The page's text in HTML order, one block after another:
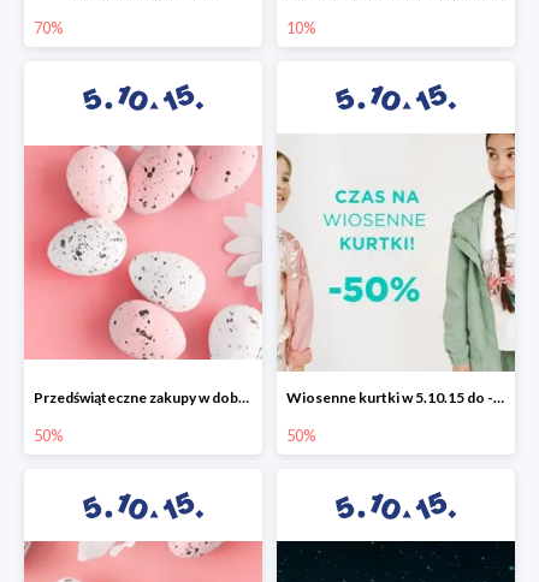
70% 10%
Przedświąteczne zakupy w dobrym stylu -50%
50%
Wiosenne kurtki w 5.10.15 do -50%
50%